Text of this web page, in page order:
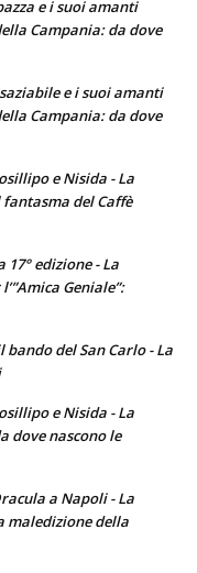
e i suoi amanti
Campania: da dove
e i suoi amanti
Campania: da dove
e Nisida - La
del Caffè
edizione - La
Geniale”:
del San Carlo - La
e Nisida - La
dove nascono le
a Napoli - La
maledizione della